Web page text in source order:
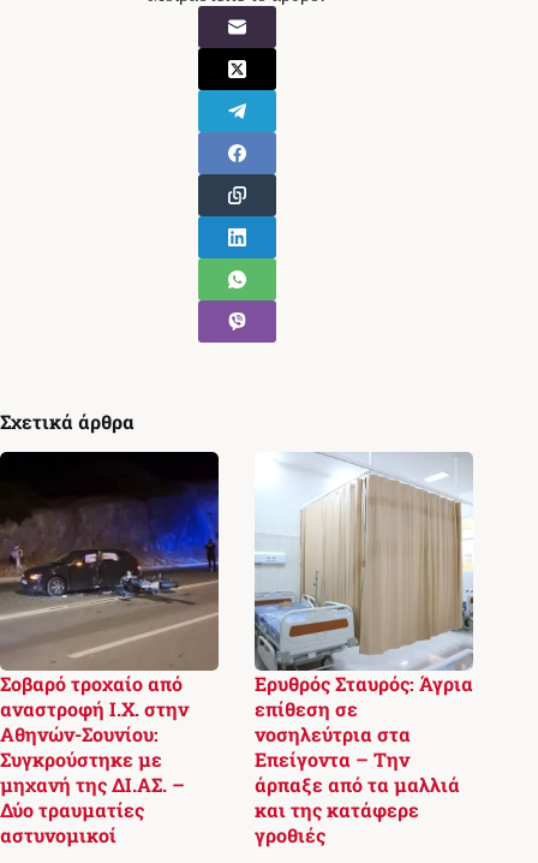
Σχετικά άρθρα
Σοβαρό τροχαίο από
αναστροφή Ι.Χ. στην
Αθηνών-Σουνίου:
Συγκρούστηκε με
μηχανή της ΔΙ.ΑΣ. –
Δύο τραυματίες
αστυνομικοί
Ερυθρός Σταυρός: Άγρια
επίθεση σε
νοσηλεύτρια στα
Επείγοντα – Την
άρπαξε από τα μαλλιά
και της κατάφερε
γροθιές